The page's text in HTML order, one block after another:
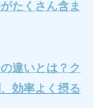
たくさん含ま
違いとは？ク
効率よく摂る